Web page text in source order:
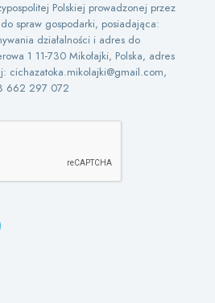
Polskiej prowadzonej przez
spraw gospodarki, posiadająca:
działalności i adres do
1 11-730 Mikołajki, Polska, adres
cichazatoka.mikolajki@gmail.com,
662 297 072